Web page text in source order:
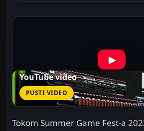
▶
YouTube video
PUSTI VIDEO
Tokom Summer Game Fest-a